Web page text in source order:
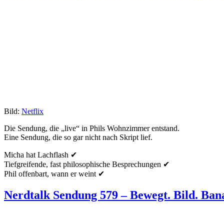
Bild: Netflix
Die Sendung, die „live“ in Phils Wohnzimmer entstand.
Eine Sendung, die so gar nicht nach Skript lief.
Micha hat Lachflash ✔
Tiefgreifende, fast philosophische Besprechungen ✔
Phil offenbart, wann er weint ✔
Nerdtalk Sendung 579 – Bewegt. Bild.